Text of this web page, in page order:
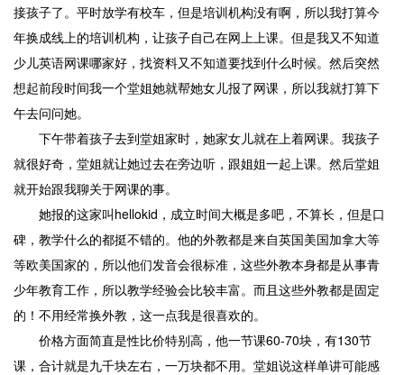
接孩子了。平时放学有校车，但是培训机构没有啊，所以我打算今
年换成线上的培训机构，让孩子自己在网上上课。但是我又不知道
少儿英语网课哪家好，找资料又不知道要找到什么时候。然后突然
想起前段时间我一个堂姐她就帮她女儿报了网课，所以我就打算下
午去问问她。
下午带着孩子去到堂姐家时，她家女儿就在上着网课。我孩子
就很好奇，堂姐就让她过去在旁边听，跟姐姐一起上课。然后堂姐
就开始跟我聊关于网课的事。
她报的这家叫hellokid，成立时间大概是多吧，不算长，但是口
碑，教学什么的都挺不错的。他的外教都是来自英国美国加拿大等
等欧美国家的，所以他们发音会很标准，这些外教本身都是从事青
少年教育工作，所以教学经验会比较丰富。而且这些外教都是固定
的！不用经常换外教，这一点我是很喜欢的。
价格方面简直是性比价特别高，他一节课60-70块，有130节
课，合计就是九千块左右，一万块都不用。堂姐说这样单讲可能感